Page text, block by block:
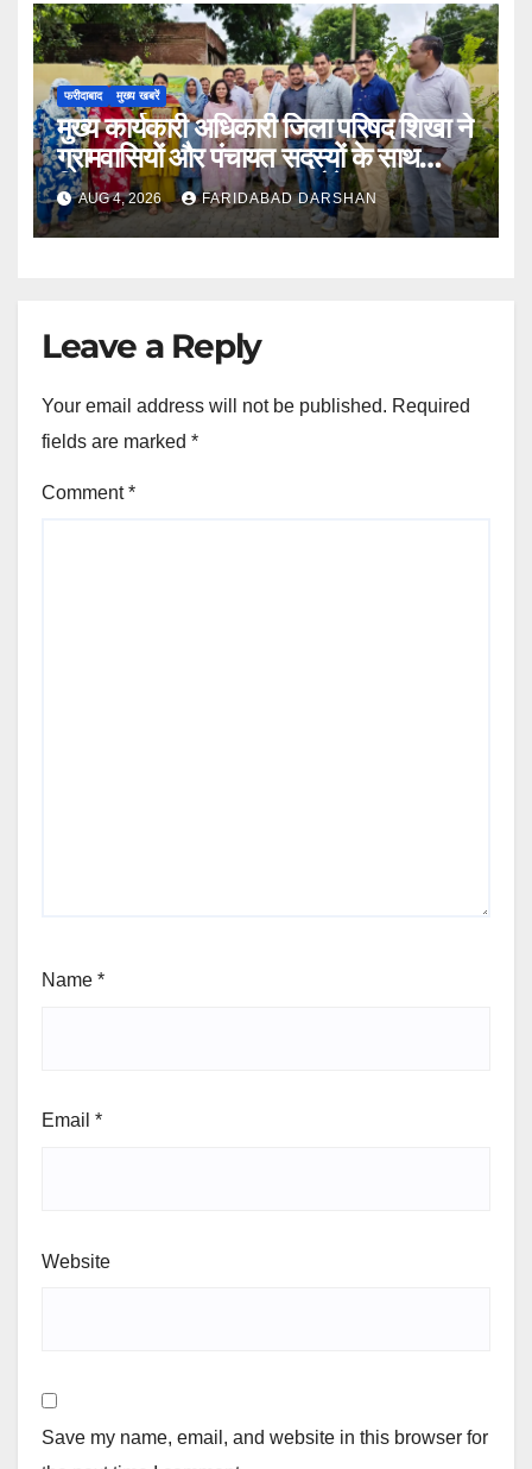
फरीदाबाद मुख्य खबरें
मुख्य कार्यकारी अधिकारी जिला परिषद शिखा ने
ग्रामवासियों और पंचायत सदस्यों के साथ
मिलकर लगाए 100 फलदार पौधे
AUG 4, 2026 FARIDABAD DARSHAN
Leave a Reply
Your email address will not be published. Required
fields are marked *
Comment*
Name *
Email *
Website
Save my name, email, and website in this browser for